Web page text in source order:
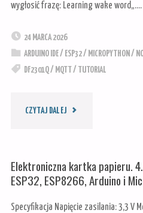
wygłosić frazę: Learning wake word„….
24 MARCA 2026
ARDUINO IDE/ ESP32/ MICROPYTHON /
DF2301Q/ MQTT / TUTORIAL
CZYTAJ DALEJ"OFFLINE
RECOGNITION
Elektroniczna kartka papieru.
ESP32, ESP8266, Arduino i
Specyfikacja Napięcie zasilania: 3,3 V